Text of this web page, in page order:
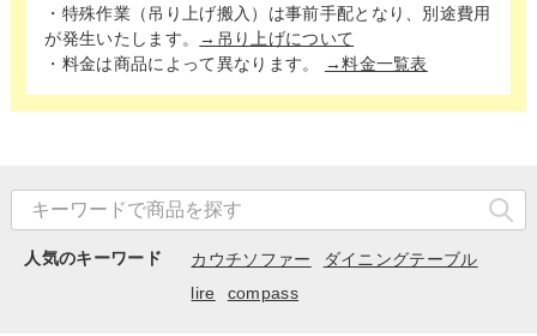
・特殊作業（吊り上げ搬入）は事前手配となり、別途費用
が発生いたします。
→吊り上げについて
・料金は商品によって異なります。
→料金一覧表
人気のキーワード カウチソファー
ダイニングテーブル
lire
compass